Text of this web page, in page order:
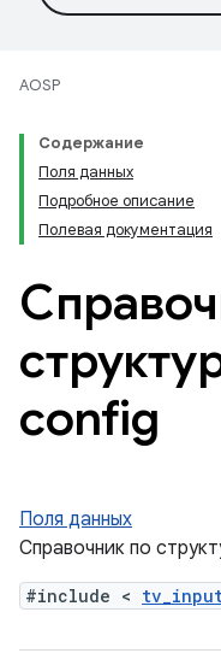
AOSP
Содержание
Поля данных
Подробное описание
Полевая документация
config
Поля данных
Справочник по
#include <